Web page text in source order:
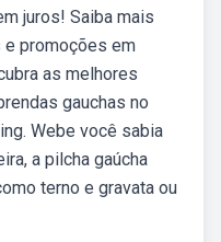
juros! Saiba mais
promoções em
as melhores
gauchas no
Webe você sabia
a pilcha gaúcha
terno e gravata ou